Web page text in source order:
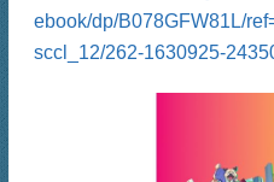
ebook/dp/B078GFW81L/
sccl_12/262-1630925-